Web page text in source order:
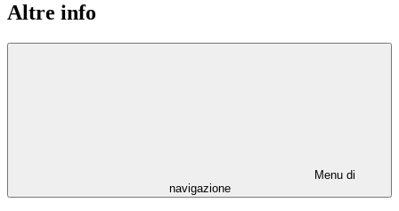
Altre info
Menu di
navigazione